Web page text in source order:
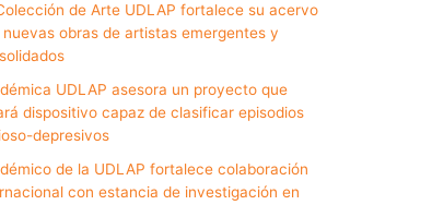
de Arte UDLAP fortalece su acervo
obras de artistas emergentes y
UDLAP asesora un proyecto que
dispositivo capaz de clasificar episodios
depresivos
de la UDLAP fortalece colaboración
con estancia de investigación en